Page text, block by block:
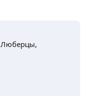
Люберцы,